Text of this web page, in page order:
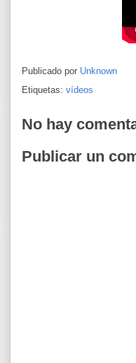
Publicado por Unknown
Etiquetas: vídeos
No hay
Publicar un